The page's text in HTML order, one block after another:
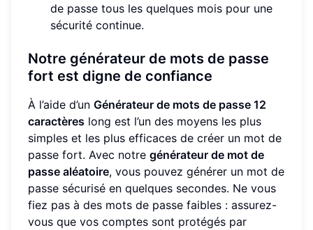
de passe tous les quelques mois pour une
sécurité continue.
Notre générateur de mots de passe
fort est digne de confiance
À l’aide d’un Générateur de mots de passe 12
caractères long est l’un des moyens les plus
simples et les plus efficaces de créer un mot de
passe fort. Avec notre générateur de mot de
passe aléatoire, vous pouvez générer un mot de
passe sécurisé en quelques secondes. Ne vous
fiez pas à des mots de passe faibles : assurez-
vous que vos comptes sont protégés par